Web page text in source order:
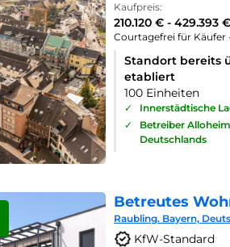
Kaufpreis:
210.120 € - 429.393 €
Courtagefrei für Käufer
Standort bereits
etabliert
100 Einheiten
✓
Innerstädtische
✓
Betreiber
Deutschlands
Betreutes
Raubling. Bayern,
KfW-Standard